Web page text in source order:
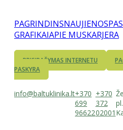
PAGRINDINSNAUJIENOS
GRAFIKAIAPIE MUSKARJERA
PRISIRAŠYMAS INTERNETU
PASKYRA
info@baltuklinika.lt+370
699
96622
+370
372
02001